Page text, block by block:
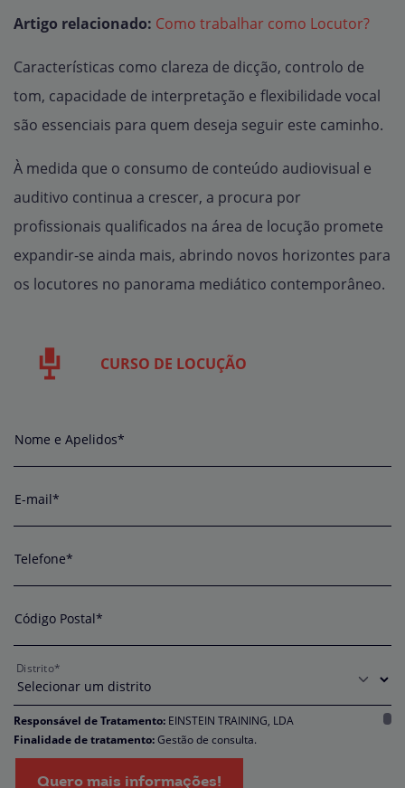
Artigo relacionado: Como trabalhar como Locutor?
Características como clareza de dicção, controlo de
tom, capacidade de interpretação e flexibilidade vocal
são essenciais para quem deseja seguir este caminho.
À medida que o consumo de conteúdo audiovisual e
auditivo continua a crescer, a procura por
profissionais qualificados na área de locução promete
expandir-se ainda mais, abrindo novos horizontes para
os locutores no panorama mediático contemporâneo.
CURSO DE LOCUÇÃO
Nome e Apelidos*
E-mail*
Telefone*
Código Postal*
Distrito*
Responsável de Tratamento: EINSTEIN TRAINING, LDA
Finalidade de tratamento:Gestão de consulta.
Encarregado da Proteção de Dados:dpo@northius.com
Destinatários:Nenhum dado será transferido, exceto por obrigação legal. /
Quero mais informações!